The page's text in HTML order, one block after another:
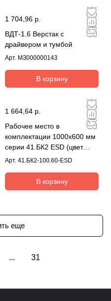
1 704,96 р.
ВДТ-1.6 Верстак с
драйвером и тумбой
Арт. МЗ000000143
В корзину
1 664,64 р.
Рабочее место в
комплектации 1000х600 мм
серии 41.БК2 ESD (цвет
RAL7035)
Арт. 41.БК2-100.60-ESD
В корзину
еще
... 31